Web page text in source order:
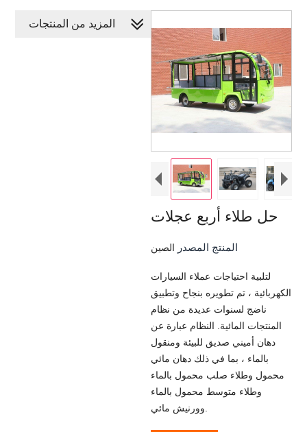
حل طلاء أربع عجلات
المنتج المصدر الصين
لتلبية احتياجات عملاء السيارات
الكهربائية ، تم تطويره بنجاح وتطبيق
ناضج لسنوات عديدة من نظام
المنتجات المائية. النظام عبارة عن
دهان أميني صديق للبيئة ومنقول
بالماء ، بما في ذلك دهان مائي
محمول وطلاء صلب محمول بالماء
وطلاء متوسط ​​محمول بالماء
المزيد من المنتجات